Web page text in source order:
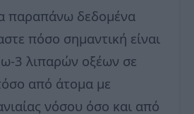
παραπάνω δεδομένα
πόσο σημαντική είναι
3 λιπαρών οξέων σε
από άτομα με
νόσου όσο και από